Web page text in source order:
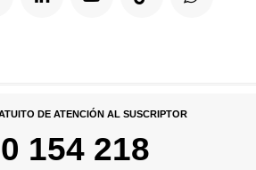
DE ATENCIÓN AL SUSCRIPTOR
154 218